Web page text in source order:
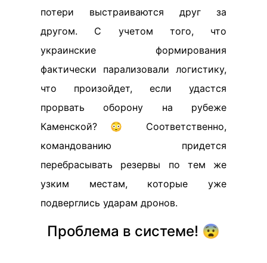
потери выстраиваются друг за
другом. С учетом того, что
украинские формирования
фактически парализовали логистику,
что произойдет, если удастся
прорвать оборону на рубеже
Каменской? 😳 Соответственно,
командованию придется
перебрасывать резервы по тем же
узким местам, которые уже
подверглись ударам дронов.
Проблема в системе! 😨